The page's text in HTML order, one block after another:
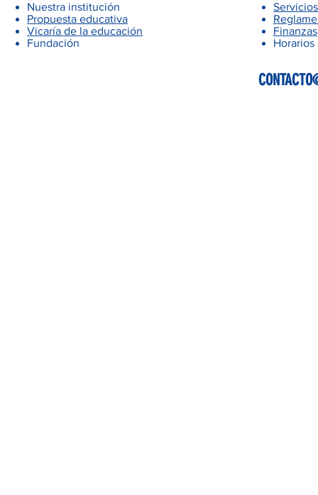
Nuestra institución
Propuesta educativa
Vicaría de la educación
Fundación
Servicios
Finanzas
Horarios